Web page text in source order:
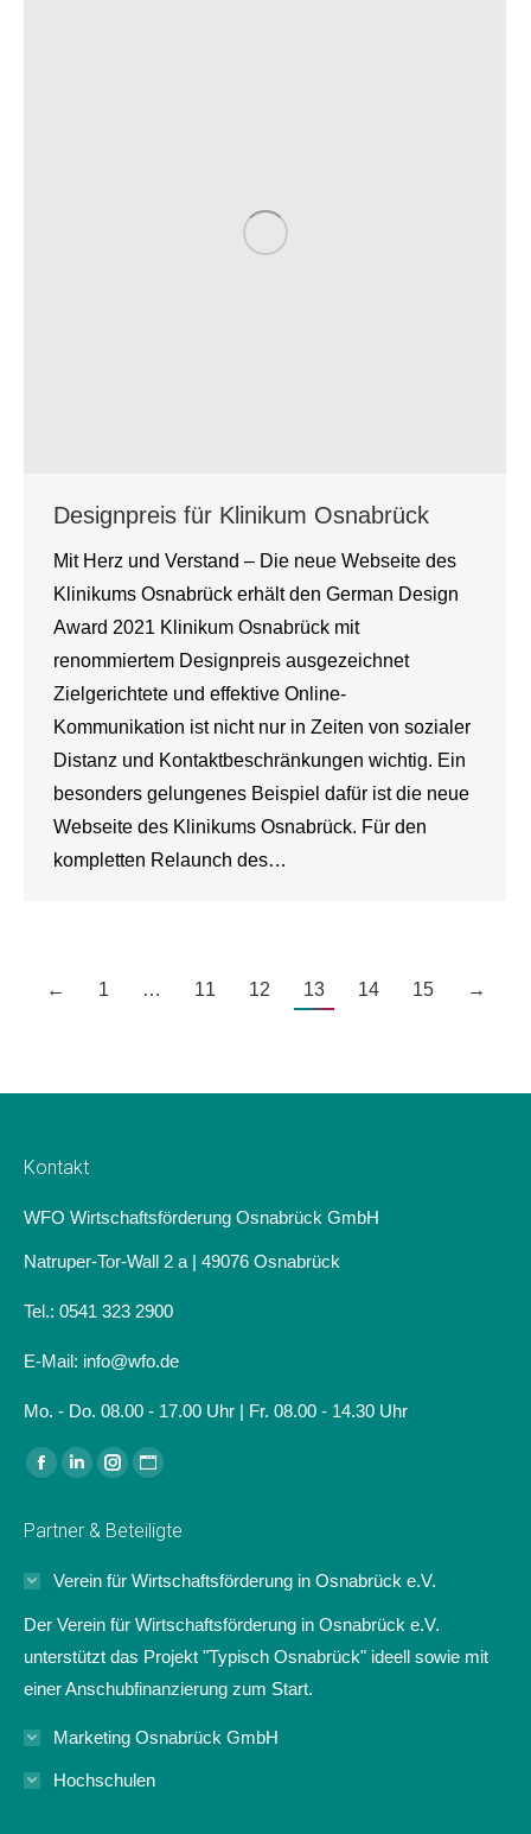
Designpreis für Klinikum Osnabrück
Mit Herz und Verstand – Die neue Webseite des
Klinikums Osnabrück erhält den German Design
Award 2021 Klinikum Osnabrück mit
renommiertem Designpreis ausgezeichnet
Zielgerichtete und effektive Online-
Kommunikation ist nicht nur in Zeiten von sozialer
Distanz und Kontaktbeschränkungen wichtig. Ein
besonders gelungenes Beispiel dafür ist die neue
Webseite des Klinikums Osnabrück. Für den
kompletten Relaunch des…
← 1 … 11 12 13 14 15 →
Kontakt
WFO Wirtschaftsförderung Osnabrück GmbH
Natruper-Tor-Wall 2 a | 49076 Osnabrück
Tel.: 0541 323 2900
E-Mail: info@wfo.de
Mo. - Do. 08.00 - 17.00 Uhr | Fr. 08.00 - 14.30 Uhr
Finden Sie uns auf:
Facebook
opens
in
window
Linkedin
opens
window
Instagram
opens
window
Website
opens
window
Partner & Beteiligte
Verein für Wirtschaftsförderung in Osnabrück e.V.
Der Verein für Wirtschaftsförderung in Osnabrück e.V.
unterstützt das Projekt "Typisch Osnabrück" ideell sowie mit
einer Anschubfinanzierung zum Start.
Marketing Osnabrück GmbH
Hochschulen